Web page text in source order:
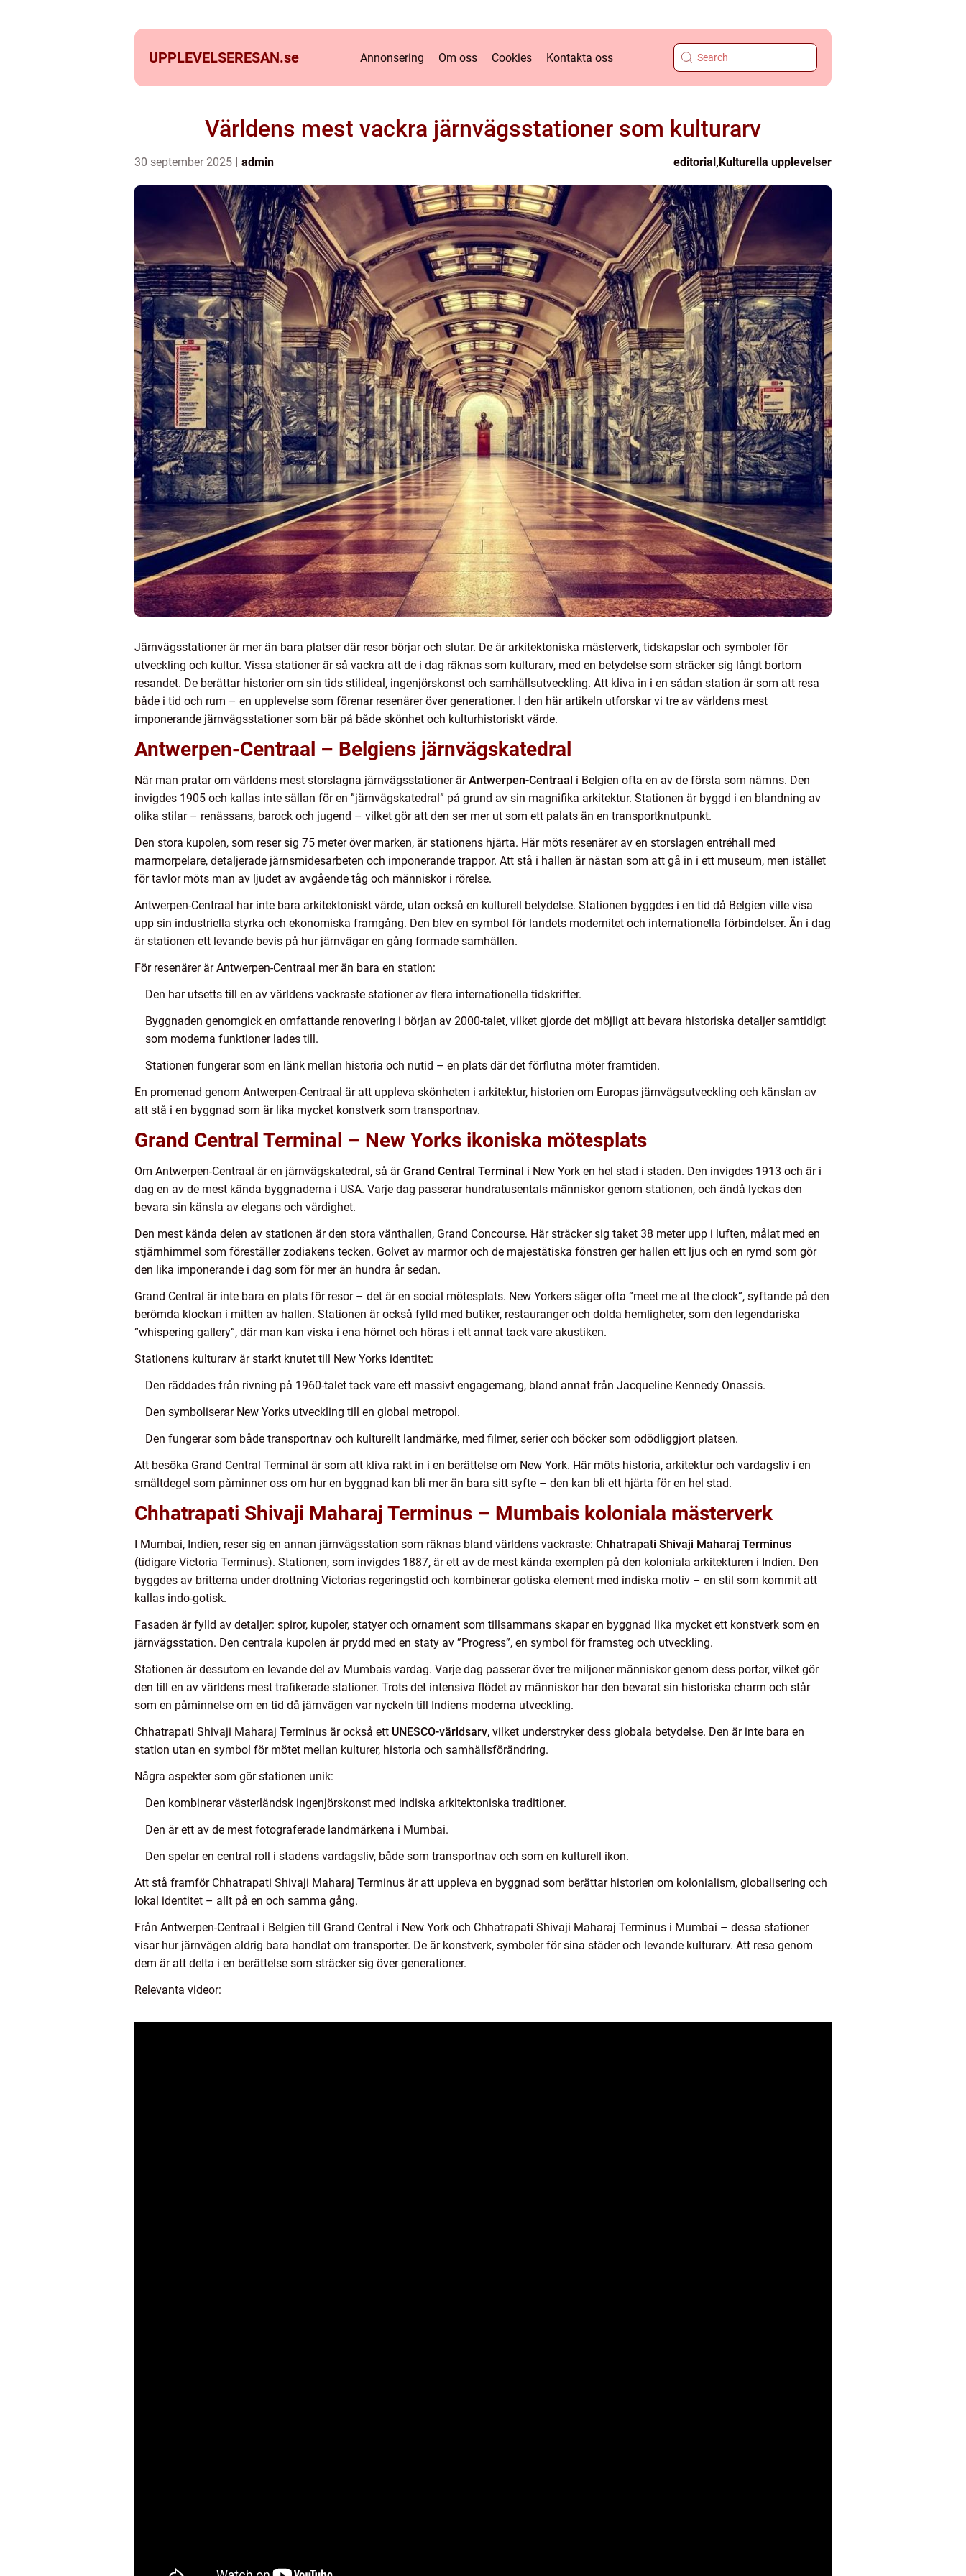
UPPLEVELSERESAN.se Annonsering Om oss Cookies Kontakta oss
Världens mest vackra järnvägsstationer som kulturarv
30 september 2025 admin editorial,Kulturella upplevelser
Järnvägsstationer är mer än bara platser där resor börjar och slutar. De är arkitektoniska mästerverk, tidskapslar och symboler för
utveckling och kultur. Vissa stationer är så vackra att de i dag räknas som kulturarv, med en betydelse som sträcker sig långt bortom
resandet. De berättar historier om sin tids stilideal, ingenjörskonst och samhällsutveckling. Att kliva in i en sådan station är som att resa
både i tid och rum – en upplevelse som förenar resenärer över generationer. I den här artikeln utforskar vi tre av världens mest
imponerande järnvägsstationer som bär på både skönhet och kulturhistoriskt värde.
Antwerpen-Centraal – Belgiens järnvägskatedral
När man pratar om världens mest storslagna järnvägsstationer ärAntwerpen-Centraal i Belgien ofta en av de första som nämns. Den
invigdes 1905 och kallas inte sällan för en ”järnvägskatedral” på grund av sin magnifika arkitektur. Stationen är byggd i en blandning av
olika stilar – renässans, barock och jugend – vilket gör att den ser mer ut som ett palats än en transportknutpunkt.
Den stora kupolen, som reser sig 75 meter över marken, är stationens hjärta. Här möts resenärer av en storslagen entréhall med
marmorpelare, detaljerade järnsmidesarbeten och imponerande trappor. Att stå i hallen är nästan som att gå in i ett museum, men istället
för tavlor möts man av ljudet av avgående tåg och människor i rörelse.
Antwerpen-Centraal har inte bara arkitektoniskt värde, utan också en kulturell betydelse. Stationen byggdes i en tid då Belgien ville visa
upp sin industriella styrka och ekonomiska framgång. Den blev en symbol för landets modernitet och internationella förbindelser. Än i dag
är stationen ett levande bevis på hur järnvägar en gång formade samhällen.
För resenärer är Antwerpen-Centraal mer än bara en station:
Den har utsetts till en av världens vackraste stationer av flera internationella tidskrifter.
Byggnaden genomgick en omfattande renovering i början av 2000-talet, vilket gjorde det möjligt att bevara historiska detaljer samtidigt
som moderna funktioner lades till.
Stationen fungerar som en länk mellan historia och nutid – en plats där det förflutna möter framtiden.
En promenad genom Antwerpen-Centraal är att uppleva skönheten i arkitektur, historien om Europas järnvägsutveckling och känslan av
att stå i en byggnad som är lika mycket konstverk som transportnav.
Grand Central Terminal – New Yorks ikoniska mötesplats
Om Antwerpen-Centraal är en järnvägskatedral, så ärGrand Central Terminal i New York en hel stad i staden. Den invigdes 1913 och är i
dag en av de mest kända byggnaderna i USA. Varje dag passerar hundratusentals människor genom stationen, och ändå lyckas den
bevara sin känsla av elegans och värdighet.
Den mest kända delen av stationen är den stora vänthallen, Grand Concourse. Här sträcker sig taket 38 meter upp i luften, målat med en
stjärnhimmel som föreställer zodiakens tecken. Golvet av marmor och de majestätiska fönstren ger hallen ett ljus och en rymd som gör
den lika imponerande i dag som för mer än hundra år sedan.
Grand Central är inte bara en plats för resor – det är en social mötesplats. New Yorkers säger ofta ”meet me at the clock”, syftande på den
berömda klockan i mitten av hallen. Stationen är också fylld med butiker, restauranger och dolda hemligheter, som den legendariska
”whispering gallery”, där man kan viska i ena hörnet och höras i ett annat tack vare akustiken.
Stationens kulturarv är starkt knutet till New Yorks identitet:
Den räddades från rivning på 1960-talet tack vare ett massivt engagemang, bland annat från Jacqueline Kennedy Onassis.
Den symboliserar New Yorks utveckling till en global metropol.
Den fungerar som både transportnav och kulturellt landmärke, med filmer, serier och böcker som odödliggjort platsen.
Att besöka Grand Central Terminal är som att kliva rakt in i en berättelse om New York. Här möts historia, arkitektur och vardagsliv i en
smältdegel som påminner oss om hur en byggnad kan bli mer än bara sitt syfte – den kan bli ett hjärta för en hel stad.
Chhatrapati Shivaji Maharaj Terminus – Mumbais koloniala mästerverk
I Mumbai, Indien, reser sig en annan järnvägsstation som räknas bland världens vackraste: Chhatrapati Shivaji Maharaj Terminus
(tidigare Victoria Terminus). Stationen, som invigdes 1887, är ett av de mest kända exemplen på den koloniala arkitekturen i Indien. Den
byggdes av britterna under drottning Victorias regeringstid och kombinerar gotiska element med indiska motiv – en stil som kommit att
kallas indo-gotisk.
Fasaden är fylld av detaljer: spiror, kupoler, statyer och ornament som tillsammans skapar en byggnad lika mycket ett konstverk som en
järnvägsstation. Den centrala kupolen är prydd med en staty av ”Progress”, en symbol för framsteg och utveckling.
Stationen är dessutom en levande del av Mumbais vardag. Varje dag passerar över tre miljoner människor genom dess portar, vilket gör
den till en av världens mest trafikerade stationer. Trots det intensiva flödet av människor har den bevarat sin historiska charm och står
som en påminnelse om en tid då järnvägen var nyckeln till Indiens moderna utveckling.
Chhatrapati Shivaji Maharaj Terminus är också ett UNESCO-världsarv, vilket understryker dess globala betydelse. Den är inte bara en
station utan en symbol för mötet mellan kulturer, historia och samhällsförändring.
Några aspekter som gör stationen unik:
Den kombinerar västerländsk ingenjörskonst med indiska arkitektoniska traditioner.
Den är ett av de mest fotograferade landmärkena i Mumbai.
Den spelar en central roll i stadens vardagsliv, både som transportnav och som en kulturell ikon.
Att stå framför Chhatrapati Shivaji Maharaj Terminus är att uppleva en byggnad som berättar historien om kolonialism, globalisering och
lokal identitet – allt på en och samma gång.
Från Antwerpen-Centraal i Belgien till Grand Central i New York och Chhatrapati Shivaji Maharaj Terminus i Mumbai – dessa stationer
visar hur järnvägen aldrig bara handlat om transporter. De är konstverk, symboler för sina städer och levande kulturarv. Att resa genom
dem är att delta i en berättelse som sträcker sig över generationer.
Relevanta videor: